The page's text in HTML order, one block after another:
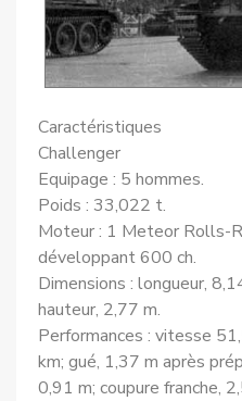
Caractéristiques
Challenger
Equipage : 5 hommes.
Poids : 33,022 t.
Moteur : 1 Meteor Rolls-
développant 600 ch.
Dimensions : longueur,
hauteur, 2,77 m.
Performances : vitesse
km; gué, 1,37 m après
0,91 m; coupure franche,